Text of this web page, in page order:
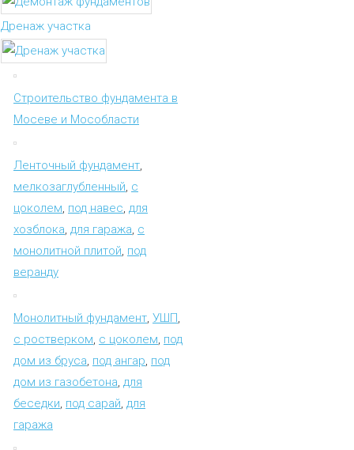
Дренаж участка
Строительство фундамента в
Мосеве и Мособласти
Ленточный фундамент
мелкозаглубленный с
цоколем под навес для
хозблока для гаража с
монолитной плитой под
веранду
Монолитный фундамент УШП
с ростверком с цоколем под
дом из бруса под ангар под
дом из газобетона для
беседки под сарай для
гаража